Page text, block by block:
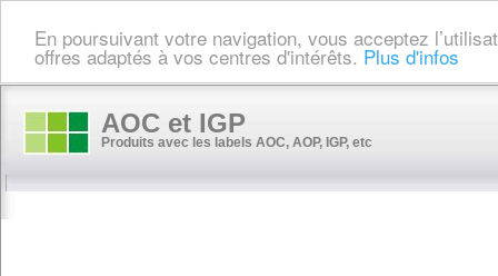
En poursuivant votre navigation, vous acceptez
offres adaptés à vos centres d'intérêts. Plus d'infos
AOC et IGP
Produits avec les labels AOC, AOP, IGP, etc